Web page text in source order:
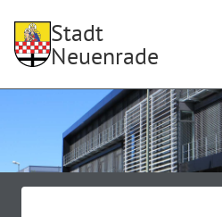
Stadt
Neuenrade